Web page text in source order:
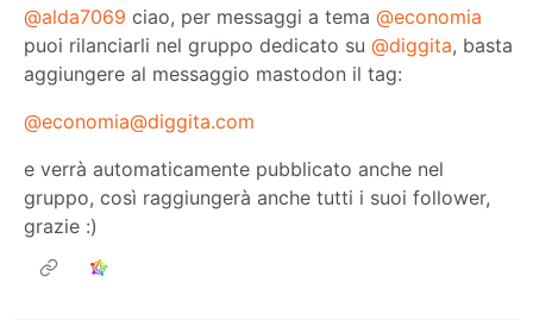
@alda7069 ciao, per messaggi a tema @economia
puoi rilanciarli nel gruppo dedicato su @diggita, basta
aggiungere al messaggio mastodon il tag:
@economia@diggita.com
e verrà automaticamente pubblicato anche nel
gruppo, così raggiungerà anche tutti i suoi follower,
grazie :)